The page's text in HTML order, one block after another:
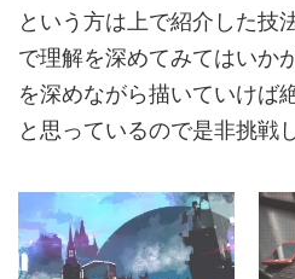
という方は上で紹介した技
で理解を深めてみてはいか
を深めながら描いていけば
と思っているので是非挑戦